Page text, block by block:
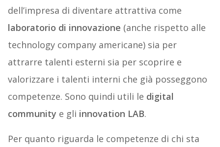
dell’impresa di diventare attrattiva come
laboratorio di innovazione (anche rispetto alle
technology company americane) sia per
attrarre talenti esterni sia per scoprire e
valorizzare i talenti interni che già posseggono
competenze. Sono quindi utili le digital
community e gli innovation LAB.
Per quanto riguarda le competenze di chi sta